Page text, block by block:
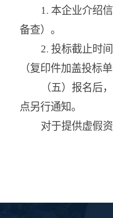
1. 本企业介绍
备查）。
2. 投标截止时
（复印件加盖投标
（五）报名后
点另行通知。
对于提供虚假